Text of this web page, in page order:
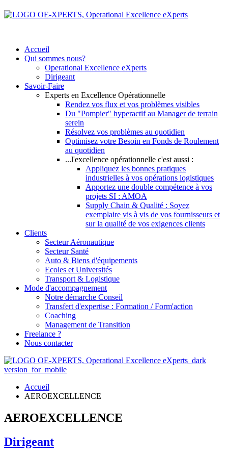
Accueil
Qui sommes nous?
Operational Excellence eXperts
Dirigeant
Savoir-Faire
Experts en Excellence Opérationnelle
Rendez vos flux et vos problèmes visibles
Du "Pompier" hyperactif au Manager de terrain
serein
Résolvez vos problèmes au quotidien
Optimisez votre Besoin en Fonds de Roulement
au quotidien
...l'excellence opérationnelle c'est aussi :
Appliquez les bonnes pratiques
industrielles à vos opérations logistiques
Apportez une double compétence à vos
projets SI : AMOA
Supply Chain & Qualité : Soyez
exemplaire vis à vis de vos fournisseurs et
sur la qualité de vos exigences clients
Clients
Secteur Aéronautique
Secteur Santé
Auto & Biens d'équipements
Ecoles et Universités
Transport & Logistique
Mode d'accompagnement
Notre démarche Conseil
Transfert d'expertise : Formation / Form'action
Coaching
Management de Transition
Freelance ?
Nous contacter
Accueil
AEROEXCELLENCE
AEROEXCELLENCE
Dirigeant